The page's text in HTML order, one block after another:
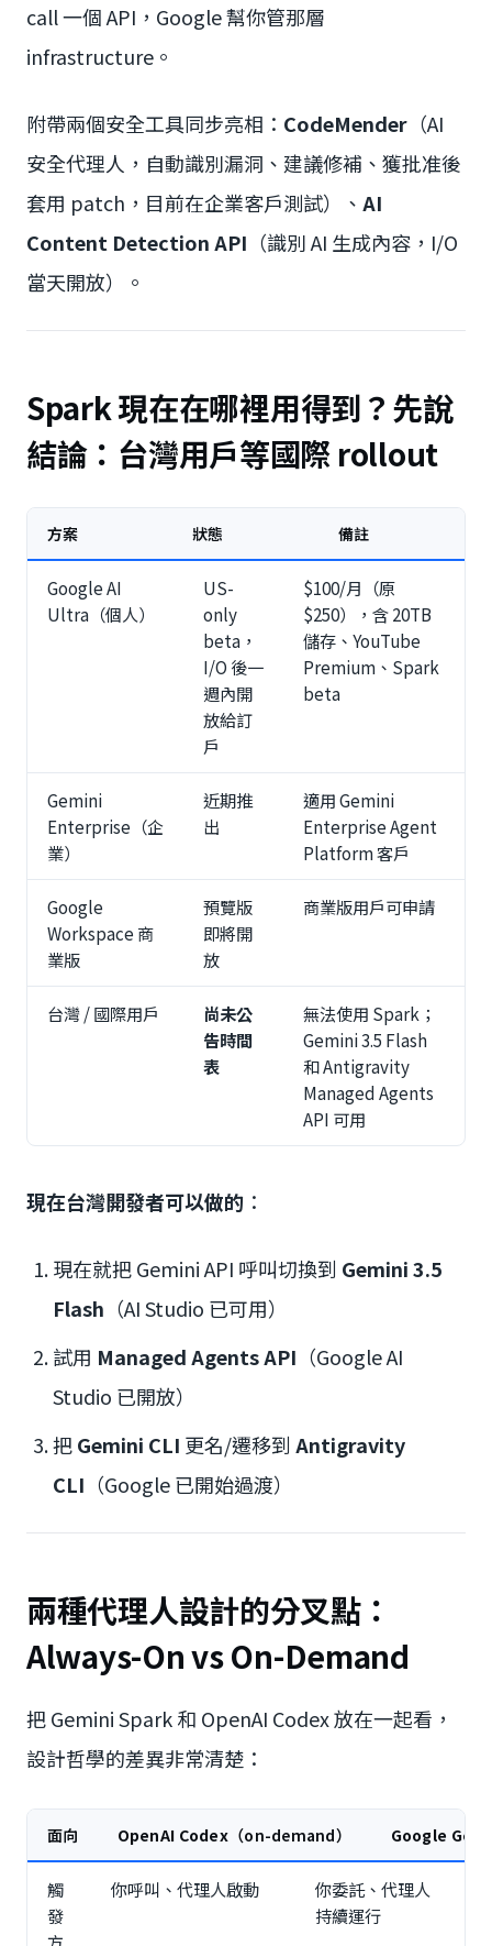
call 一個 API，Google 幫你管那層
infrastructure。
附帶兩個安全工具同步亮相： CodeMender （AI
安全代理人，自動識別漏洞、建議修補、獲批准後
套用 patch，目前在企業客戶測試）、 AI
Content Detection API （識別 AI 生成內容，I/O
當天開放）。
Spark 現在在哪裡用得到？先說
結論：台灣用戶等國際 rollout
方案 狀態 備註
Google AI
Ultra（個人）
US-
only
beta，
I/O 後一
週內開
放給訂
戶
$100/月（原
$250），含 20TB
儲存、YouTube
Premium、Spark
beta
Gemini
Enterprise（企
業）
近期推
出
適用 Gemini
Enterprise Agent
Platform 客戶
Google
Workspace 商
業版
預覽版
即將開
放
商業版用戶可申請
台灣 / 國際用戶
尚未公
告時間
表
無法使用 Spark；
Gemini 3.5 Flash
和 Antigravity
Managed Agents
API 可用
現在台灣開發者可以做的 ：
現在就把 Gemini API 呼叫切換到 Gemini 3.5
Flash （AI Studio 已可用）
試用 Managed Agents API （Google AI
Studio 已開放）
把Gemini CLI 更名/遷移到 Antigravity
CLI （Google 已開始過渡）
兩種代理人設計的分叉點：
Always-On vs On-Demand
把 Gemini Spark 和 OpenAI Codex 放在一起看，
設計哲學的差異非常清楚：
面向 OpenAI Codex（on-demand） Google
觸
發
你呼叫、代理人啟動
你委託、代理人
持續運行